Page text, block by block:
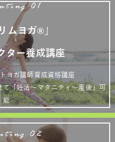
01
ムヨガ®」
ター養成講座
ヨガ講師育成資格講座
「妊活～マタニティ～産後」可
能
02